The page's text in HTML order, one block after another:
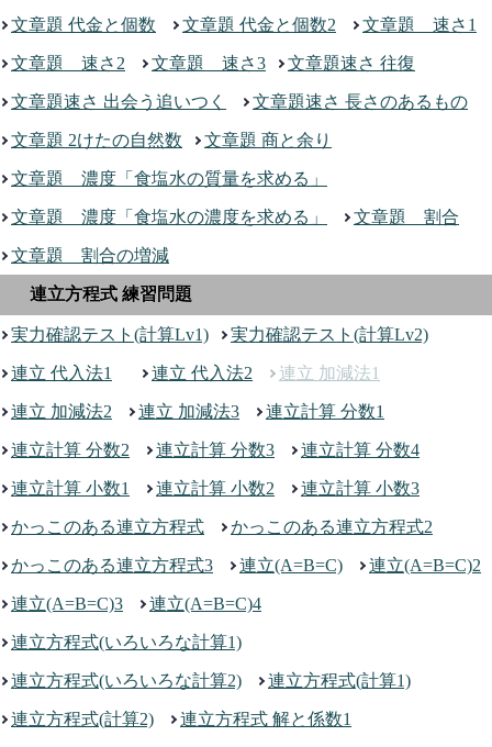
文章題 代金と個数 文章題 代金と個数2 文章題 速さ1
文章題 速さ2 文章題 速さ3 文章題速さ 往復
文章題速さ 出会う追いつく 文章題速さ 長さのあるもの
文章題 2けたの自然数 文章題 商と余り
文章題 濃度「食塩水の質量を求める」
文章題 濃度「食塩水の濃度を求める」 文章題 割合
文章題 割合の増減
連立方程式 練習問題
実力確認テスト(計算Lv1) 実力確認テスト(計算Lv2)
連立 代入法1 連立 代入法2 連立 加減法1
連立 加減法2 連立 加減法3 連立計算 分数1
連立計算 分数2 連立計算 分数3 連立計算 分数4
連立計算 小数1 連立計算 小数2 連立計算 小数3
かっこのある連立方程式 かっこのある連立方程式2
かっこのある連立方程式3 連立(A=B=C) 連立(A=B=C)2
連立(A=B=C)3 連立(A=B=C)4
連立方程式(いろいろな計算1)
連立方程式(いろいろな計算2) 連立方程式(計算1)
連立方程式(計算2) 連立方程式 解と係数1